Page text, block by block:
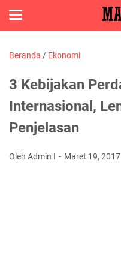
Beranda / Ekonomi
3 Kebijakan
Internasional,
Penjelasan
Oleh Admin I Maret 19, 2017